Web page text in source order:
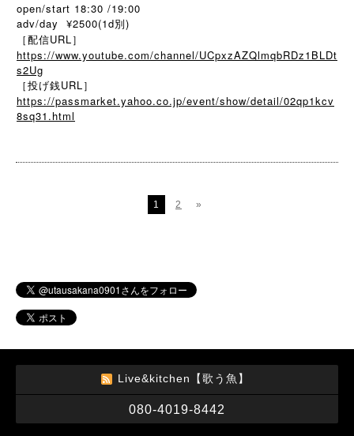
open/start 18:30 /19:00
adv/day ¥2500(1d別)
［配信URL］
https://www.youtube.com/channel/UCpxzAZQlmqbRDz1BLDt
s2Ug
［投げ銭URL］
https://passmarket.yahoo.co.jp/event/show/detail/02qp1kcv
8sq31.html
1 2 »
Live&kitchen【歌う魚】
080-4019-8442